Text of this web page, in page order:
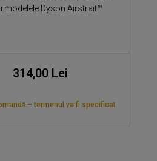
modelele Dyson Airstrait™
314,00 Lei
– termenul va fi specificat